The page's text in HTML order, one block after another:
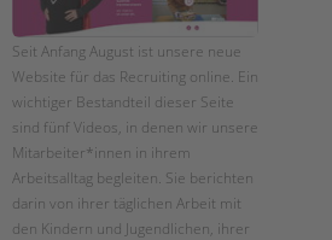
Seit Anfang August ist unsere neue
Website für das Recruiting online. Ein
wichtiger Bestandteil dieser Seite
sind fünf Videos, in denen wir unsere
Mitarbeiter*innen in ihrem
Arbeitsalltag begleiten. Sie berichten
darin von ihrer täglichen Arbeit mit
den Kindern und Jugendlichen, ihrer